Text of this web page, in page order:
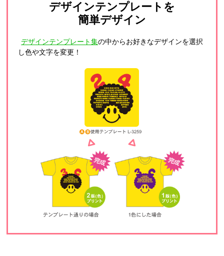
デザインテンプレートを
簡単デザイン
デザインテンプレート集の中からお好きなデザインを選択
し色や文字を変更！